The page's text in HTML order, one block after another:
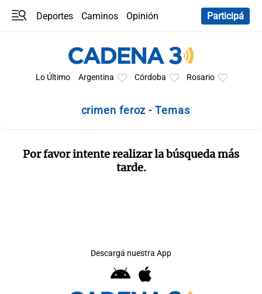
Deportes Caminos
Opinión
Participá
Lo Último Argentina Córdoba Rosario
crimen feroz - Temas
Por favor intente realizar la búsqueda más
tarde.
Descargá nuestra App